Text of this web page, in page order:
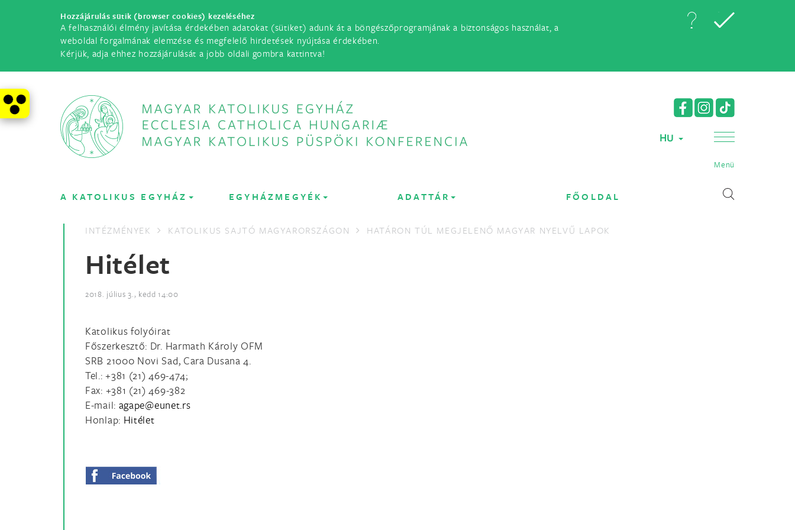
Hozzájárulás sütik (browser cookies) kezeléséhez
A felhasználói élmény javítása érdekében adatokat (sütiket) adunk át a böngészőprogramjának a biztonságos használat, a
weboldal forgalmának elemzése és megfelelő hirdetések nyújtása érdekében.
Kérjük, adja ehhez hozzájárulását a jobb oldali gombra kattintva!
HU
Menü
A KATOLIKUS EGYHÁZ EGYHÁZMEGYÉK ADATTÁR FŐOLDAL
INTÉZMÉNYEK KATOLIKUS SAJTÓ MAGYARORSZÁGON HATÁRON TÚL MEGJELENŐ MAGYAR NYELVŰ LAPOK
Hitélet
2018. július 3., kedd 14:00
Katolikus folyóirat
Főszerkesztő: Dr. Harmath Károly OFM
SRB 21000 Novi Sad, Cara Dusana 4.
Tel.: +381 (21) 469-474;
Fax: +381 (21) 469-382
E-mail:
Honlap: Hitélet